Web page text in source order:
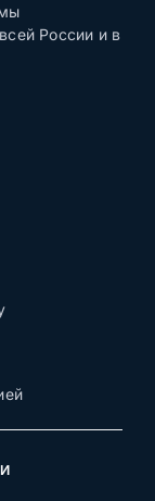
России и в